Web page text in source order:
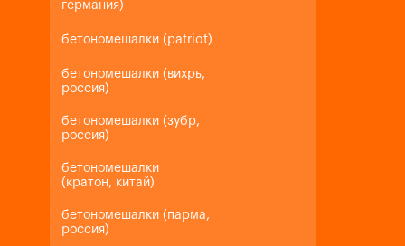
германия)
бетономешалки (patriot)
бетономешалки (вихрь,
россия)
бетономешалки (зубр,
россия)
бетономешалки
(кратон, китай)
бетономешалки (парма,
россия)